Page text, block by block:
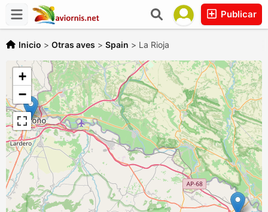
Publicar
Inicio > Otras aves > Spain > La Rioja
+
−